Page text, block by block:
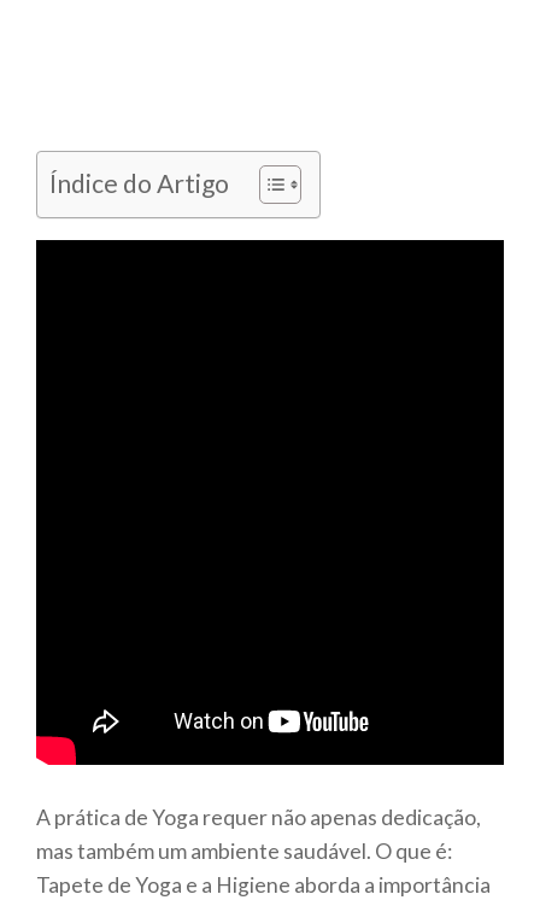
Índice do Artigo
A prática de Yoga requer não apenas dedicação,
mas também um ambiente saudável. O que é:
Tapete de Yoga e a Higiene aborda a importância